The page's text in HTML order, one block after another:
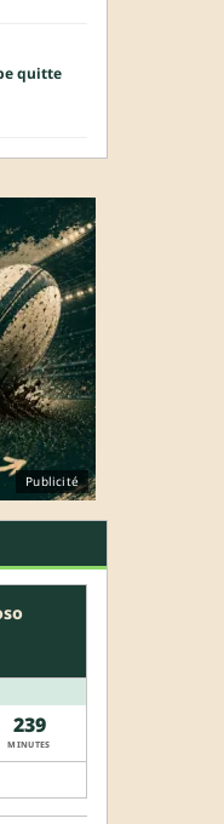
quitte
Publicité
239
MINUTES